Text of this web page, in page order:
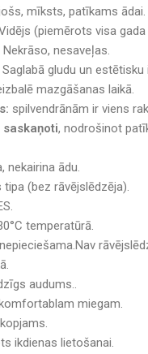
mīksts, patīkams ādai.
(piemērots visa
Nekrāso, nesaveļas.
Saglabā gludu un estētisku
mazgāšanas laikā.
spilvendrānām ir viens
, nodrošinot
nekairina ādu.
tipa (bez rāvējslēdzēja).
temperatūrā.
audums..
miegam.
ikdienas lietošanai.